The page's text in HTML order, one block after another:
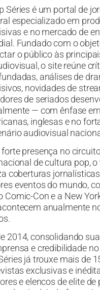
Séries é um portal de
especializado em
e no mercado de
Fundado com o
o público às
o site reúne
análises de
novidades de
de seriados
— com ênfase
inglesas e no
audiovisual
forte presença no
de cultura pop, o
coberturas jornalísticas
eventos do mundo,
Comic-Con e a New
anualmente
2014, consolidando
e credibilidade
já trouxe mais de
exclusivas e
e elencos de elite de